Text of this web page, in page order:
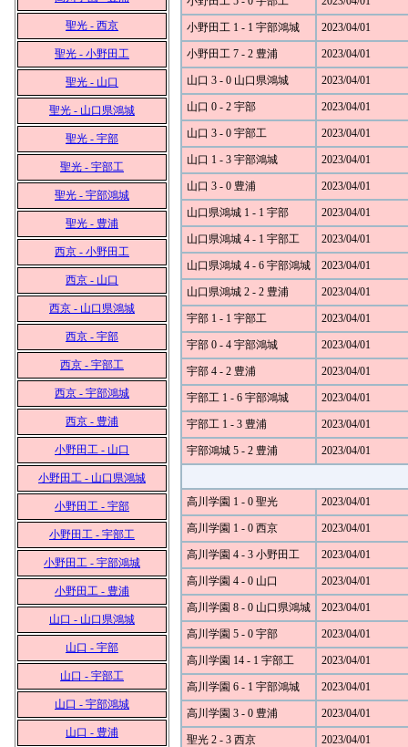
聖光 - 西京
聖光 - 小野田工
聖光 - 山口
聖光 - 山口県鴻城
聖光 - 宇部
聖光 - 宇部工
聖光 - 宇部鴻城
聖光 - 豊浦
西京 - 小野田工
西京 - 山口
西京 - 山口県鴻城
西京 - 宇部
西京 - 宇部工
西京 - 宇部鴻城
西京 - 豊浦
小野田工 - 山口
小野田工 - 山口県鴻城
小野田工 - 宇部
小野田工 - 宇部工
小野田工 - 宇部鴻城
小野田工 - 豊浦
山口 - 山口県鴻城
山口 - 宇部
山口 - 宇部工
山口 - 宇部鴻城
山口 - 豊浦
小野田工 1 - 1 宇部鴻城 2023/04/01
小野田工 7 - 2 豊浦 2023/04/01
山口 3 - 0 山口県鴻城 2023/04/01
山口 0 - 2 宇部 2023/04/01
山口 3 - 0 宇部工 2023/04/01
山口 1 - 3 宇部鴻城 2023/04/01
山口 3 - 0 豊浦 2023/04/01
山口県鴻城 1 - 1 宇部 2023/04/01
山口県鴻城 4 - 1 宇部工 2023/04/01
山口県鴻城 4 - 6 宇部鴻城 2023/04/01
山口県鴻城 2 - 2 豊浦 2023/04/01
宇部 1 - 1 宇部工 2023/04/01
宇部 0 - 4 宇部鴻城 2023/04/01
宇部 4 - 2 豊浦 2023/04/01
宇部工 1 - 6 宇部鴻城 2023/04/01
宇部工 1 - 3 豊浦 2023/04/01
宇部鴻城 5 - 2 豊浦 2023/04/01
高川学園 1 - 0 聖光 2023/04/01
高川学園 1 - 0 西京 2023/04/01
高川学園 4 - 3 小野田工 2023/04/01
高川学園 4 - 0 山口 2023/04/01
高川学園 8 - 0 山口県鴻城 2023/04/01
高川学園 5 - 0 宇部 2023/04/01
高川学園 14 - 1 宇部工 2023/04/01
高川学園 6 - 1 宇部鴻城 2023/04/01
高川学園 3 - 0 豊浦 2023/04/01
聖光 2 - 3 西京 2023/04/01